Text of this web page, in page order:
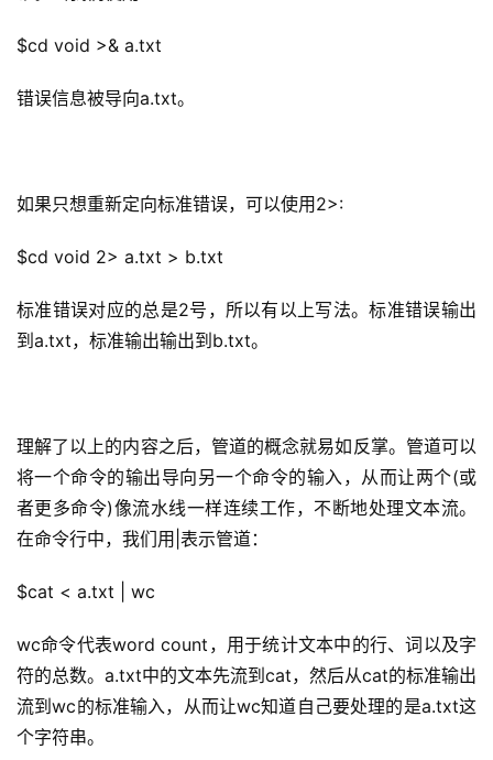
速
态
$cd void >& a.txt
错误信息被导向a.txt。
如果只想重新定向标准错误，可以使用2>:
$cd void 2> a.txt > b.txt
标准错误对应的总是2号，所以有以上写法。标准错误输出
到a.txt，标准输出输出到b.txt。
理解了以上的内容之后， 管道的概念就易如反掌。管道可以
将一个命令的输出导向另一个命令的输入，从而让两个(或
者更多命令)像流水线一样连续工作，不断地处理文本流。
在命令行中，我们用 表示管道：
$cat < a.txt | wc
wc命令代表word count，用于统计文本中的行、词以及字
符的总数。a.txt中的文本先流到cat，然后从cat的标准输出
流到wc的标准输入，从而让wc知道自己要处理的是a.txt这
个字符串。